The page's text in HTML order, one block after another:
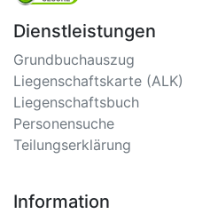
Dienstleistungen
Grundbuchauszug
Liegenschaftskarte (ALK)
Liegenschaftsbuch
Personensuche
Teilungserklärung
Information